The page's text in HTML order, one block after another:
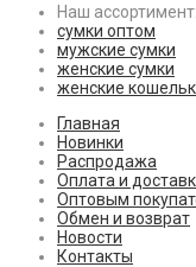
Наш ассортимент:
сумки оптом
мужские сумки
женские сумки
женские
Главная
Новинки
Распродажа
Оплата и
Оптовым
Обмен и возврат
Новости
Контакты